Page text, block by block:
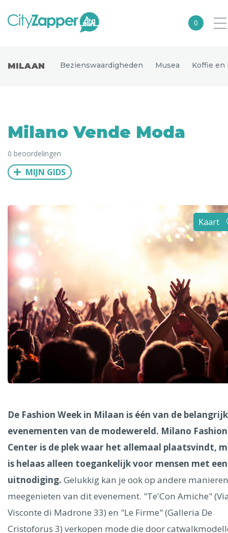
0
Europa
Noord-Amerika
Azië
Uitgelichte bestemmingen
Alle steden
Phoenix
Dresden
Ålesund
Singapore
Florence
Dublin
Hong Kong München Wenen Budapest
MILAAN Bezienswaardigheden Musea Koffie en
Milano Vende Moda
0 beoordelingen
MIJN GIDS
Kaart
De Fashion Week in Milaan is één van de
evenementen van de modewereld. Milano Fashion
Center is de plek waar het allemaal plaatsvindt,
is helaas alleen toegankelijk voor mensen met een
uitnodiging. Gelukkig kan je ook op andere manieren
meegenieten van dit evenement. "Te'Con Amiche"
Visconte di Madrone 33) en "Le Firme" (Galleria De
Cristoforus 3) verkopen mode die door